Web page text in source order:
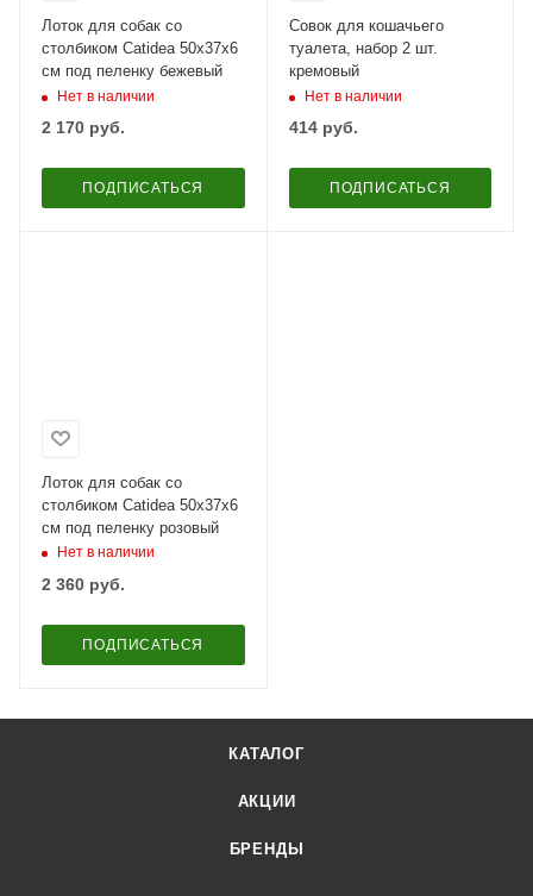
Лоток для собак со
столбиком Catidea 50х37х6
см под пеленку бежевый
Нет в наличии
2 170 руб.
ПОДПИСАТЬСЯ
Совок для кошачьего
туалета, набор 2 шт.
кремовый
Нет в наличии
414руб.
ПОДПИСАТЬСЯ
Лоток для собак со
столбиком Catidea 50х37х6
см под пеленку розовый
Нет в наличии
2 360 руб.
ПОДПИСАТЬСЯ
КАТАЛОГ
АКЦИИ
БРЕНДЫ